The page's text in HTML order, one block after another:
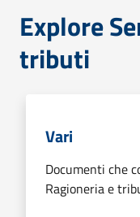
Explore
tributi
Vari
Documenti che
Ragioneria e